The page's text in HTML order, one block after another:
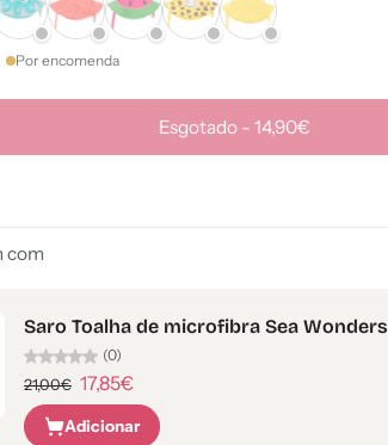
Por encomenda
Esgotado - 14,90€
com
Saro Toalha de microfibra Sea Wonders
(0)
21,00€ 17,85€
Adicionar